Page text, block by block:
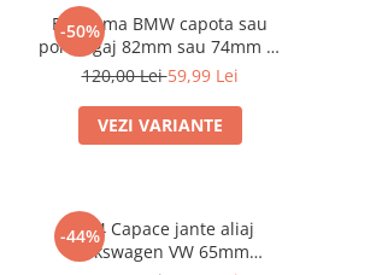
-50%
Emblema BMW capota sau
portbagaj 82mm sau 74mm (8
132375 05)
120,00 Lei59,99 Lei
VEZI VARIANTE
-44%
Set 4 Capace jante aliaj
Volkswagen VW 65mm